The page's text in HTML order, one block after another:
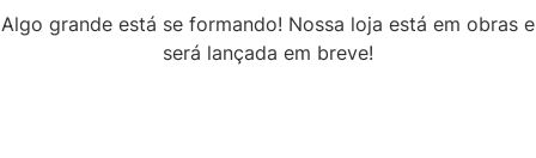
Algo grande está se formando! Nossa loja está em obras e
será lançada em breve!